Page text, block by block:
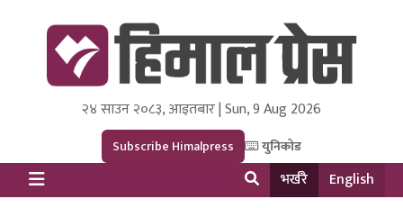
Himal Press
Dot NewsyNepal Media and Research Pvt Ltd.
२४ साउन २०८३, आइतबार | Sun, 9 Aug 2026
Subscribe Himalpress युनिकोड
भर्खरै English